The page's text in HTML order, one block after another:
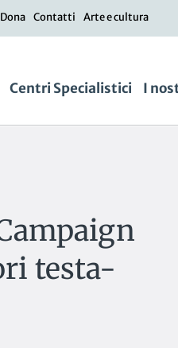
Dona Contatti Arte e cultura
Centri Specialistici I
testa-